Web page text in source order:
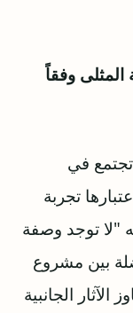
المثلى وفقاً
في
تجربة
"لا توجد وصفة
بين مشروع
الجانبية